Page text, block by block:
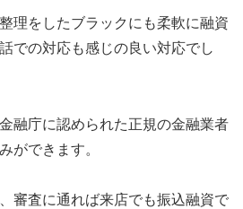
理をしたブラックにも柔軟に融資
での対応も感じの良い対応でし
融庁に認められた正規の金融業者
ができます。
審査に通れば来店でも振込融資で